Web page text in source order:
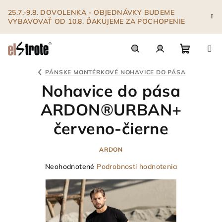
obsah
25.7.-9.8. DOVOLENKA - OBJEDNÁVKY BUDEME
VYBAVOVAŤ OD 10.8. ĎAKUJEME ZA POCHOPENIE
PÁNSKE MONTÉRKOVÉ NOHAVICE DO PÁSA
Nohavice do pása
ARDON®URBAN+
červeno-čierne
ARDON
Priemerné
produktu
je
0,0
Neohodnotené Podrobnosti hodnotenia